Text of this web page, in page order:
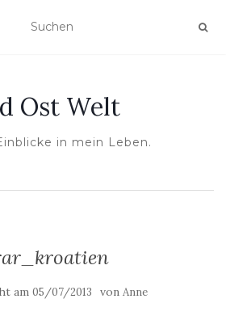
Ost Welt
in mein Leben.
am 05/07/2013 von Anne